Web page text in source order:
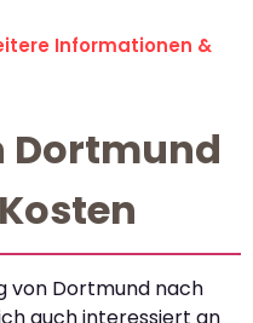
Informationen &
Dortmund
von Dortmund nach